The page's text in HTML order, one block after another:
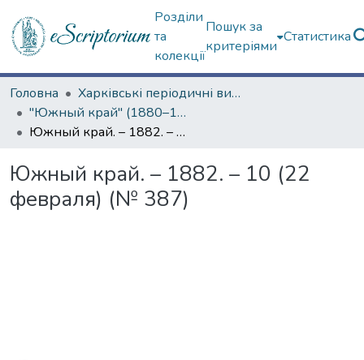
Розділи
та
колекції
Пошук за
критеріями
Статистика
Головна
Харківські періодичні видання
"Южный край" (1880–1919 гг.)
Южный край. – 1882. – 10 (22 февраля) (№ 387)
Южный край. – 1882. – 10 (22
февраля) (№ 387)